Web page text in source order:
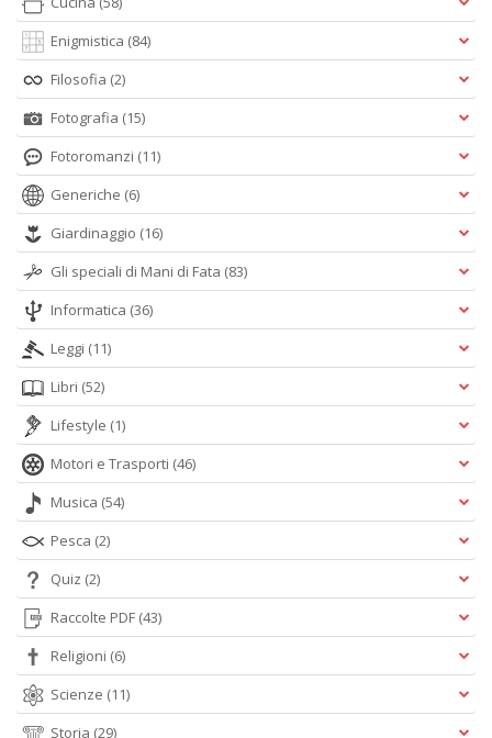
Enigmistica (84)
Filosofia (2)
Fotografia (15)
Fotoromanzi (11)
Generiche (6)
Giardinaggio (16)
Gli speciali di Mani di Fata (83)
Informatica (36)
Leggi (11)
Libri (52)
Lifestyle (1)
Motori e Trasporti (46)
Musica (54)
Pesca (2)
Quiz (2)
Raccolte PDF (43)
Religioni (6)
Scienze (11)
Storia (29)